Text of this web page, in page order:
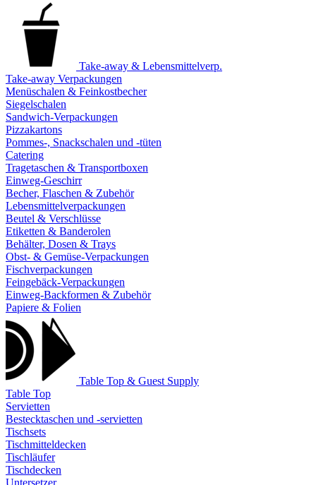
Take-away & Lebensmittelverp.
Take-away Verpackungen
Menüschalen & Feinkostbecher
Siegelschalen
Sandwich-Verpackungen
Pizzakartons
Pommes-, Snackschalen und -tüten
Catering
Tragetaschen & Transportboxen
Einweg-Geschirr
Becher, Flaschen & Zubehör
Lebensmittelverpackungen
Beutel & Verschlüsse
Etiketten & Banderolen
Behälter, Dosen & Trays
Obst- & Gemüse-Verpackungen
Fischverpackungen
Feingebäck-Verpackungen
Einweg-Backformen & Zubehör
Papiere & Folien
Table Top & Guest Supply
Table Top
Servietten
Bestecktaschen und -servietten
Tischsets
Tischmitteldecken
Tischläufer
Tischdecken